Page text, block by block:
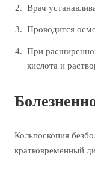
Врач
Проводится
При
кислота и
Кольпоскопия
кратковременный